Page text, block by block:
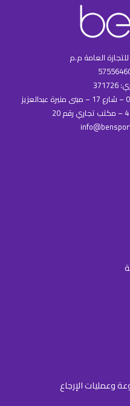
العامة م.م
العنوان: حولي – حولي قطعة 001 – شارع 17 – مبنى منيرة عبدالعزيز
وعمليات الإرجاع